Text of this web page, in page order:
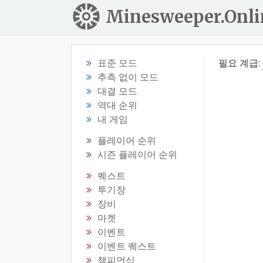
표준 모드
추측 없이 모드
대결 모드
역대 순위
내 게임
플레이어 순위
시즌 플레이어 순위
퀘스트
투기장
장비
마켓
이벤트
이벤트 퀘스트
챔피언십
필요 계급: